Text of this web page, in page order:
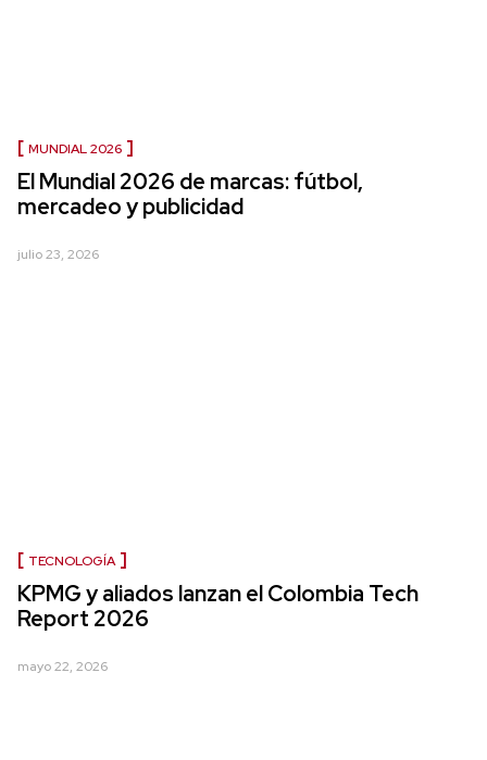
MUNDIAL 2026
El Mundial 2026 de marcas: fútbol,
mercadeo y publicidad
julio 23, 2026
TECNOLOGÍA
KPMG y aliados lanzan el Colombia Tech
Report 2026
mayo 22, 2026